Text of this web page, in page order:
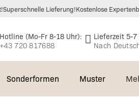
Superschnelle Lieferung!Kostenlose
Hotline (Mo-Fr 8-18 Uhr):
+43 720 817688
Lieferzeit 5-
Nach
Sonderformen Muster